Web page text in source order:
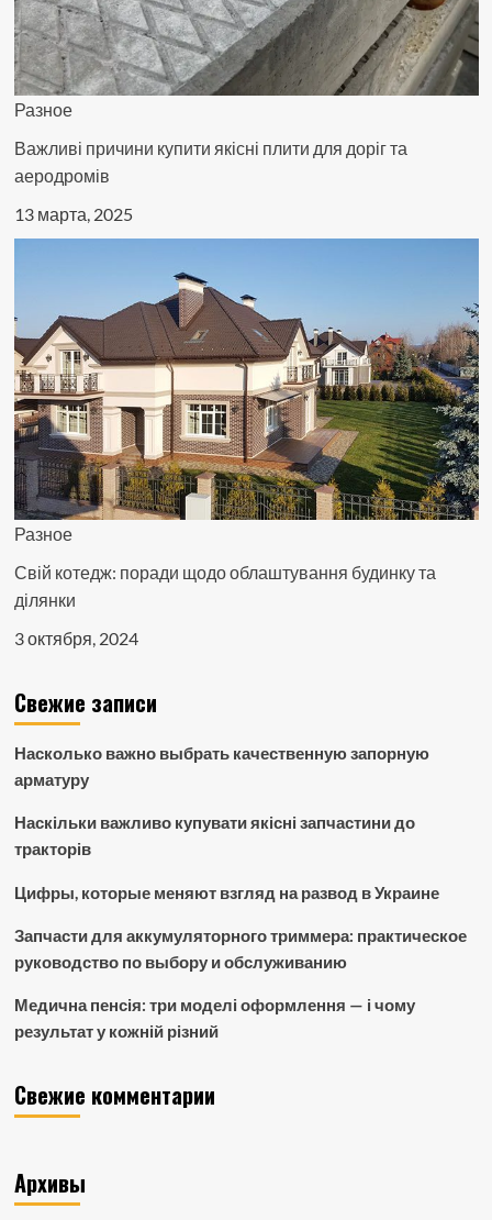
Разное
Важливі причини купити якісні плити для доріг та
аеродромів
13 марта, 2025
Разное
Свій котедж: поради щодо облаштування будинку та
ділянки
3 октября, 2024
Свежие записи
Насколько важно выбрать качественную запорную
арматуру
Наскільки важливо купувати якісні запчастини до
тракторів
Цифры, которые меняют взгляд на развод в Украине
Запчасти для аккумуляторного триммера: практическое
руководство по выбору и обслуживанию
Медична пенсія: три моделі оформлення — і чому
результат у кожній різний
Свежие комментарии
Архивы